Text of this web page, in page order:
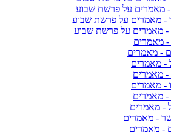
- מאמרים על פרשת שבוע
- מאמרים על פרשת שבוע
- מאמרים על פרשת שבוע
- מאמרים
- מאמרים
- מאמרים
- מאמרים
- מאמרים
- מאמרים
- מאמרים
- מאמרים
- מאמרים